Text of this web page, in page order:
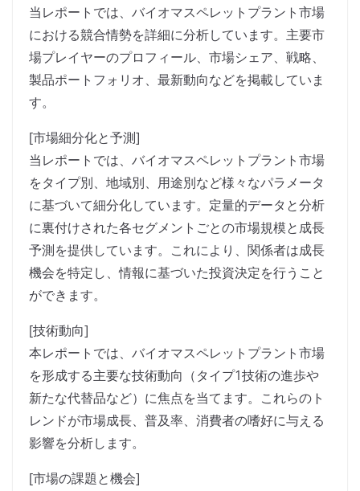
当レポートでは、バイオマスペレットプラント市場
における競合情勢を詳細に分析しています。主要市
場プレイヤーのプロフィール、市場シェア、戦略、
製品ポートフォリオ、最新動向などを掲載していま
す。
[市場細分化と予測]
当レポートでは、バイオマスペレットプラント市場
をタイプ別、地域別、用途別など様々なパラメータ
に基づいて細分化しています。定量的データと分析
に裏付けされた各セグメントごとの市場規模と成長
予測を提供しています。これにより、関係者は成長
機会を特定し、情報に基づいた投資決定を行うこと
ができます。
[技術動向]
本レポートでは、バイオマスペレットプラント市場
を形成する主要な技術動向（タイプ1技術の進歩や
新たな代替品など）に焦点を当てます。これらのト
レンドが市場成長、普及率、消費者の嗜好に与える
影響を分析します。
[市場の課題と機会]